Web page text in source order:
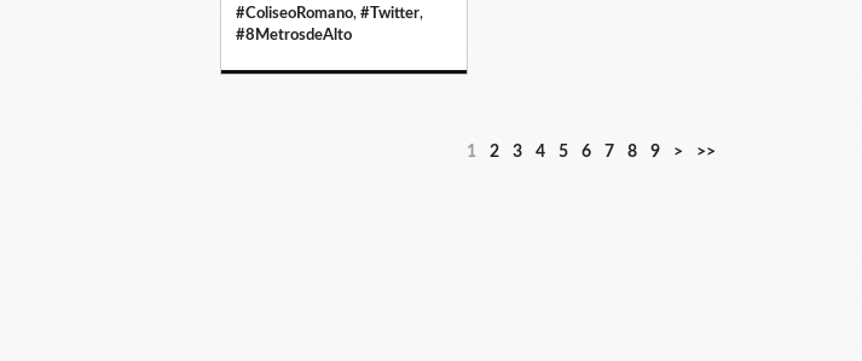
#ColiseoRomano, #Twitter,
#8MetrosdeAlto
1 2 3 4 5 6 7 8 9 > >>